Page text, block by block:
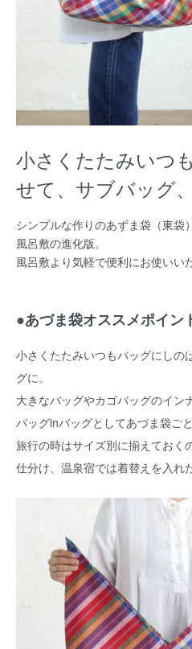
小さくたたみいつ
せて、サブバッグ
シンプルな作りのあずま袋（東袋
風呂敷の進化版。
風呂敷より気軽で便利にお使いい
●あづま袋オススメポイン
小さくたたみいつもバッグにしの
グに。
大きなバッグやカゴバッグのイン
バッグinバッグとしてあづま袋ご
旅行の時はサイズ別に揃えておく
仕分け、温泉宿では着替えを入れ